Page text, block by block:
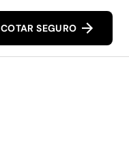
COTAR SEGURO